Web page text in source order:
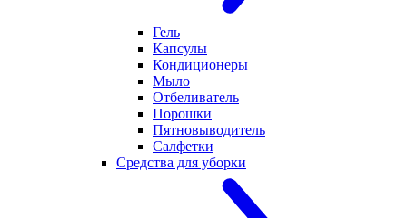
Гель
Капсулы
Кондиционеры
Мыло
Отбеливатель
Порошки
Пятновыводитель
Салфетки
Средства для уборки